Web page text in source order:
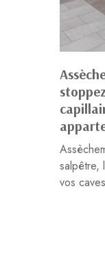
salpêtre,
vos